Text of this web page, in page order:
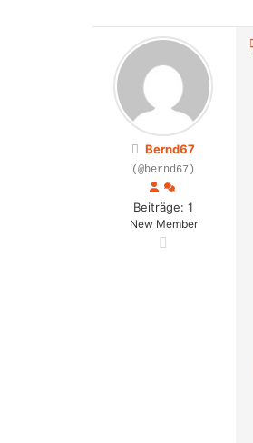
Bernd67
(@bernd67)
Beiträge: 1
New Member